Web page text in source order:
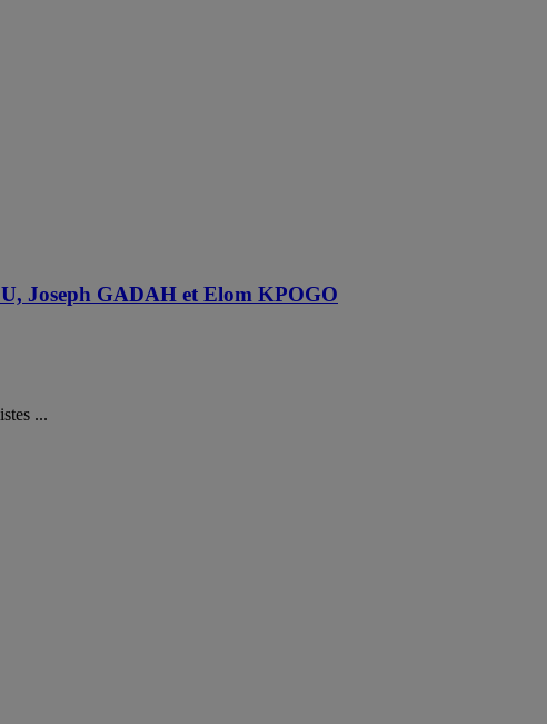
Joseph GADAH et Elom KPOGO
...